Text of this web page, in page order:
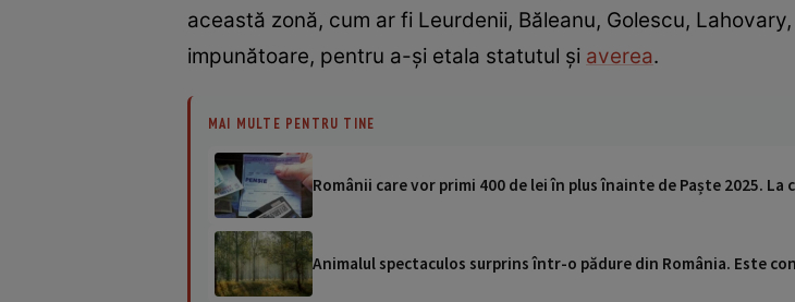
această zonă, cum ar fi Leurdenii, Băleanu, Golescu,
impunătoare, pentru a-și etala statutul și averea.
MAI MULTE PENTRU TINE
Românii care vor primi 400 de lei în plus înainte de Paște 2025.
Animalul spectaculos surprins într-o pădure din România. Este